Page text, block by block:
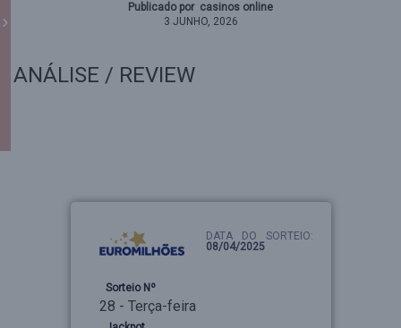
Publicado por casinos online
3 JUNHO, 2026
ANÁLISE / REVIEW
DATA DO SORTEIO:
08/04/2025
Sorteio Nº
28 - Terça-feira